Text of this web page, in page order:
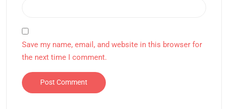
Save my name, email, and website in this browser for
the next time I comment.